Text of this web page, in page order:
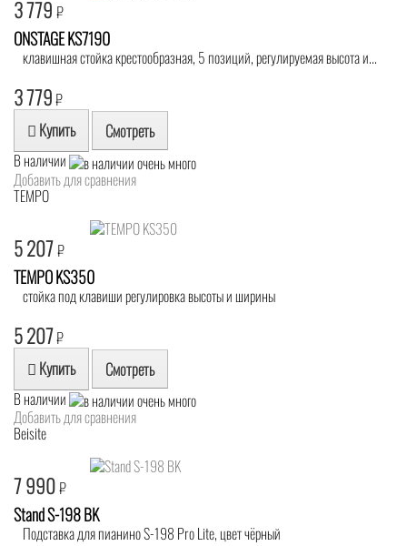
3 779 ₽
ONSTAGE KS7190
клавишная стойка крестообразная, 5 позиций, регулируемая высота и...
3 779₽
Купить Смотреть
В наличии
Добавить для сравнения
TEMPO
5 207₽
TEMPO KS350
стойка под клавиши регулировка высоты и ширины
5 207₽
Купить Смотреть
В наличии
Добавить для сравнения
Beisite
7 990₽
Stand S-198 BK
Подставка для пианино S-198 Pro Lite, цвет чёрный